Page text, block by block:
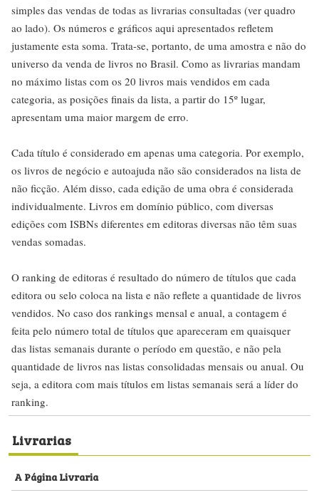
simples das vendas de todas as livrarias consultadas (ver quadro
ao lado). Os números e gráficos aqui apresentados refletem
justamente esta soma. Trata-se, portanto, de uma amostra e não do
universo da venda de livros no Brasil. Como as livrarias mandam
no máximo listas com os 20 livros mais vendidos em cada
categoria, as posições finais da lista, a partir do 15º lugar,
apresentam uma maior margem de erro.
Cada título é considerado em apenas uma categoria. Por exemplo,
os livros de negócio e autoajuda não são considerados na lista de
não ficção. Além disso, cada edição de uma obra é considerada
individualmente. Livros em domínio público, com diversas
edições com ISBNs diferentes em editoras diversas não têm suas
vendas somadas.
O ranking de editoras é resultado do número de títulos que cada
editora ou selo coloca na lista e não reflete a quantidade de livros
vendidos. No caso dos rankings mensal e anual, a contagem é
feita pelo número total de títulos que apareceram em quaisquer
das listas semanais durante o período em questão, e não pela
quantidade de livros nas listas consolidadas mensais ou anual. Ou
seja, a editora com mais títulos em listas semanais será a líder do
ranking.
Livrarias
A Página Livraria